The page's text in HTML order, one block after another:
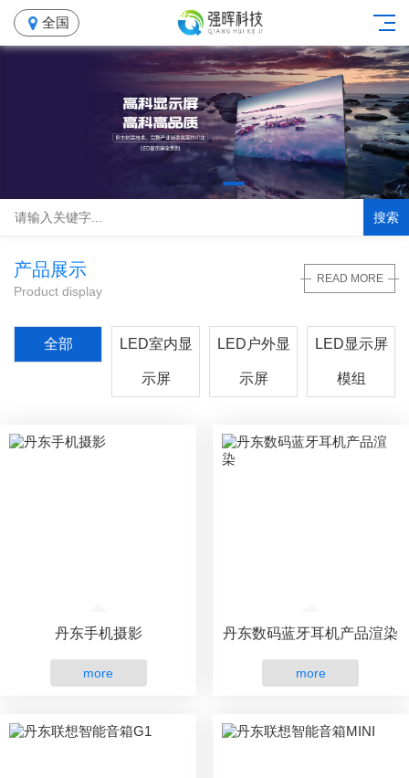
全国
搜索
产品展示
Product display
READ MORE
全部 LED室内显
示屏
LED户外显
示屏
LED显示屏
模组
丹东手机摄影
more
丹东数码蓝牙耳机产品渲染
more